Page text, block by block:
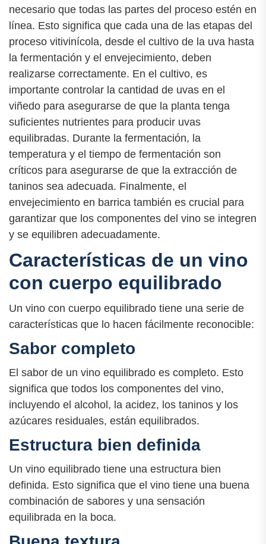
necesario que todas las partes del proceso estén en
línea. Esto significa que cada una de las etapas del
proceso vitivinícola, desde el cultivo de la uva hasta
la fermentación y el envejecimiento, deben
realizarse correctamente. En el cultivo, es
importante controlar la cantidad de uvas en el
viñedo para asegurarse de que la planta tenga
suficientes nutrientes para producir uvas
equilibradas. Durante la fermentación, la
temperatura y el tiempo de fermentación son
críticos para asegurarse de que la extracción de
taninos sea adecuada. Finalmente, el
envejecimiento en barrica también es crucial para
garantizar que los componentes del vino se integren
y se equilibren adecuadamente.
Características de un vino
con cuerpo equilibrado
Un vino con cuerpo equilibrado tiene una serie de
características que lo hacen fácilmente reconocible:
Sabor completo
El sabor de un vino equilibrado es completo. Esto
significa que todos los componentes del vino,
incluyendo el alcohol, la acidez, los taninos y los
azúcares residuales, están equilibrados.
Estructura bien definida
Un vino equilibrado tiene una estructura bien
definida. Esto significa que el vino tiene una buena
combinación de sabores y una sensación
equilibrada en la boca.